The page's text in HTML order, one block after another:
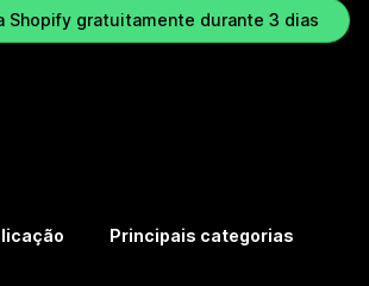
Shopify gratuitamente durante 3 dias
Principais categorias